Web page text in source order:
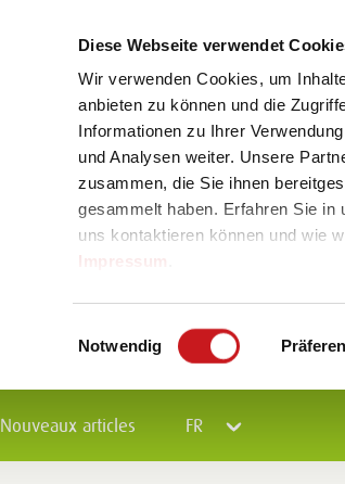
Diese Webseite verwendet
Wir verwenden Cookies, um
anbieten zu können und die
Informationen zu Ihrer
und Analysen weiter. Unsere
zusammen, die Sie ihnen
gesammelt haben. Erfahren Sie in
uns kontaktieren können und wie
Impressum
Einwilligungsauswahl
Notwendig
Nouveaux articles FR